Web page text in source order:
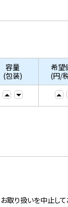
容量
(包装)
希望
(円/
扱いを中止して